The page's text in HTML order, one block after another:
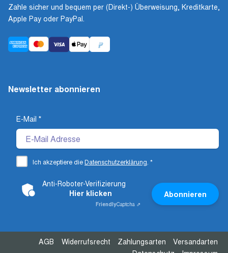
Zahle sicher und bequem per (Direkt-) Überweisung, Kreditkarte,
Apple Pay oder PayPal.
Newsletter abonnieren
E-Mail *
Ich akzeptiere dieDatenschutzerklärung *
Anti-Roboter-Verifizierung
Hier klicken
FriendlyCaptcha ⇗
Abonnieren
AGB Widerrufsrecht Zahlungsarten
Versandarten